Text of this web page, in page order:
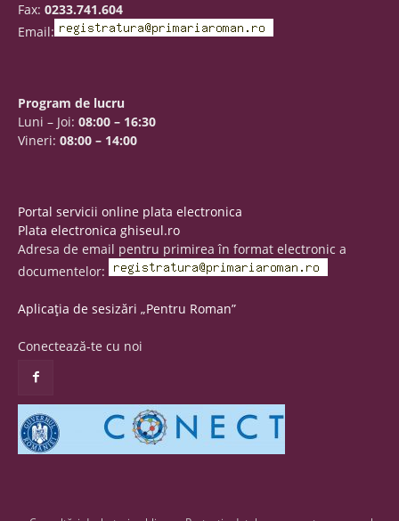
Fax: 0233.741.604
Email:
Program de lucru
Luni – Joi: 08:00 – 16:30
Vineri: 08:00 – 14:00
Portal servicii online plata electronica
Plata electronica ghiseul.ro
Adresa de email pentru primirea în format electronic a
documentelor:
Aplicația de sesizări „Pentru Roman”
Conectează-te cu noi